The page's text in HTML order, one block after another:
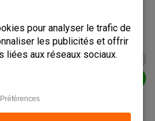
à.p.d.€100,00 €79,95
VOIR LE PRODUIT